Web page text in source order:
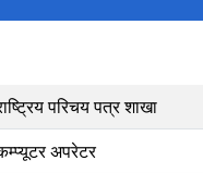
परिचय पत्र शाखा
अपरेटर